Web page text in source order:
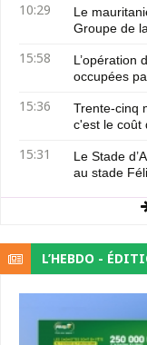
10:29
Le
Groupe de
15:58
L’opération
occupées
15:36
Trente-cinq
c'est le coût
15:31
Le Stade
au stade
L’HEBDO -